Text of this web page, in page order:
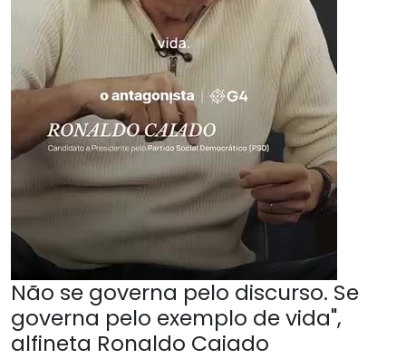
Não se governa pelo discurso. Se
governa pelo exemplo de vida",
alfineta Ronaldo Caiado